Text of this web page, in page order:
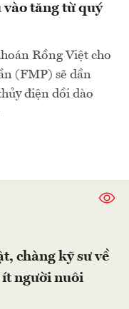
tăng từ quý
Rồng Việt cho
(FMP) sẽ dần
điện dồi dào
chàng kỹ sư về
ít người nuôi